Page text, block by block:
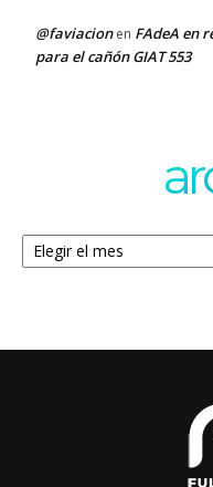
@faviacionen FAdeA en
para el cañón GIAT 553
Archivos